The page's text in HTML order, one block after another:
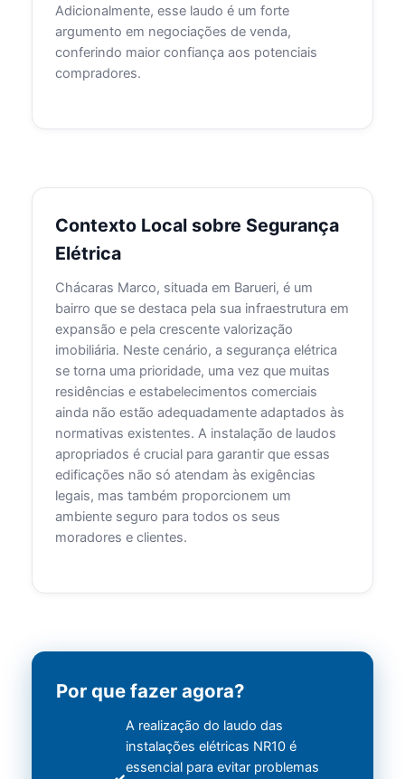
Adicionalmente, esse laudo é um forte
argumento em negociações de venda,
conferindo maior confiança aos potenciais
compradores.
Contexto Local sobre Segurança
Elétrica
Chácaras Marco, situada em Barueri, é um
bairro que se destaca pela sua infraestrutura em
expansão e pela crescente valorização
imobiliária. Neste cenário, a segurança elétrica
se torna uma prioridade, uma vez que muitas
residências e estabelecimentos comerciais
ainda não estão adequadamente adaptados às
normativas existentes. A instalação de laudos
apropriados é crucial para garantir que essas
edificações não só atendam às exigências
legais, mas também proporcionem um
ambiente seguro para todos os seus
moradores e clientes.
Por que fazer agora?
A realização do laudo das
instalações elétricas NR10 é
essencial para evitar problemas